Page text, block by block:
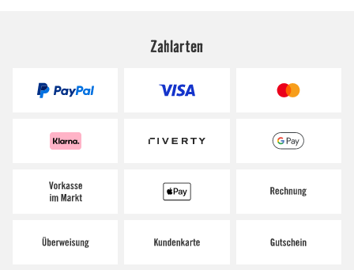
Zahlarten